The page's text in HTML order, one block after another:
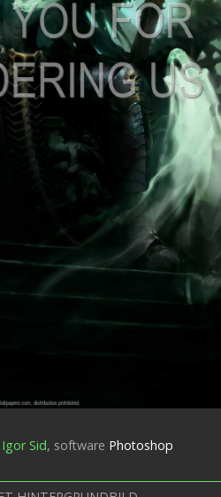
Igor Sid, software Photoshop